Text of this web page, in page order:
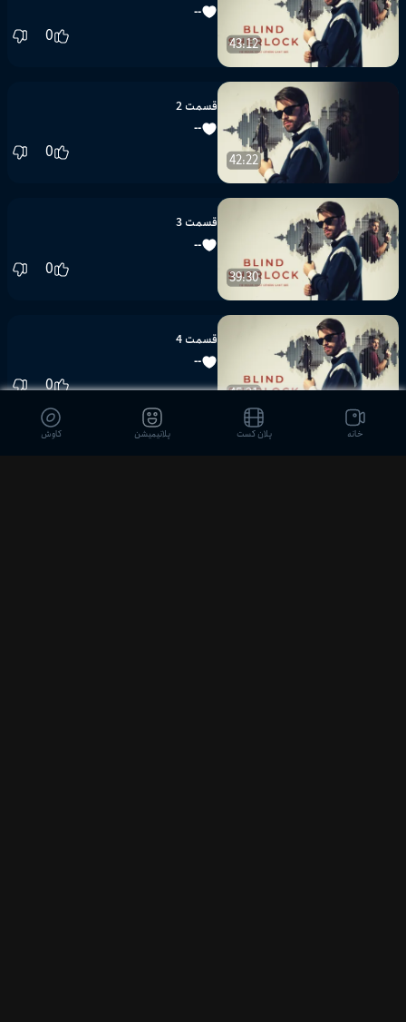
43:12
--
0
42:22
قسمت 2
--
0
39:30
قسمت 3
--
0
45:21
قسمت 4
--
0
خانه پلان کست پلانیمیشن کاوش